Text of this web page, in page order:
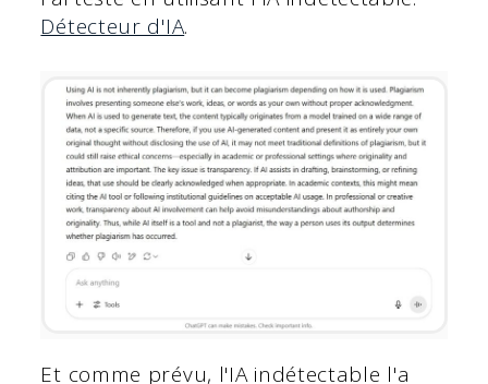
Détecteur d'IA.
Et comme prévu, l'IA indétectable l'a